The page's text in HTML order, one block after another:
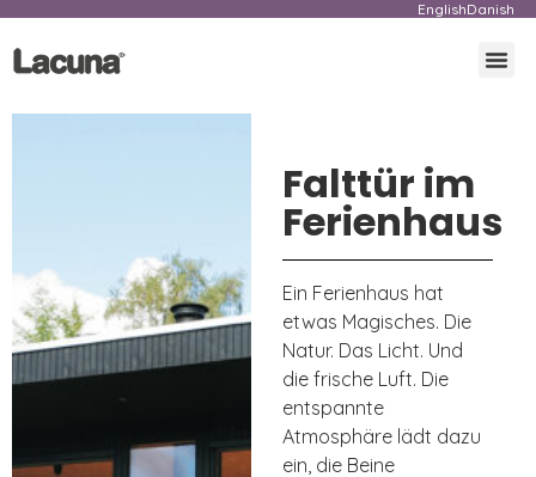
EnglishDanish
Falttür im
Ferienhaus
Ein Ferienhaus hat
etwas Magisches. Die
Natur. Das Licht. Und
die frische Luft. Die
entspannte
Atmosphäre lädt dazu
ein, die Beine